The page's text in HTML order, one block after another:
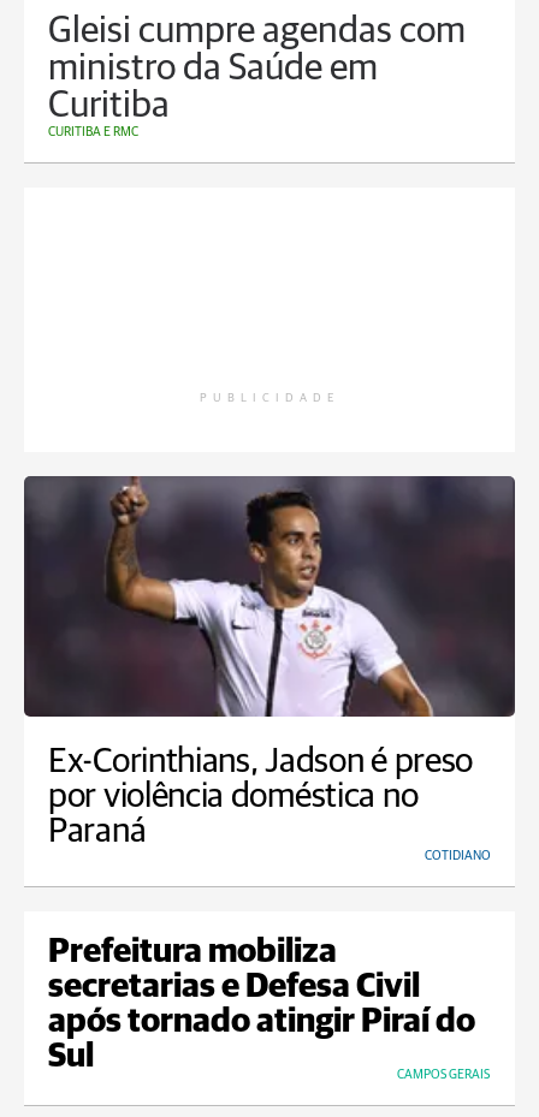
Gleisi cumpre agendas com
ministro da Saúde em
Curitiba
CURITIBA E RMC
PUBLICIDADE
Ex-Corinthians, Jadson é preso
por violência doméstica no
Paraná
COTIDIANO
Prefeitura mobiliza
secretarias e Defesa Civil
após tornado atingir Piraí do
Sul
CAMPOS GERAIS